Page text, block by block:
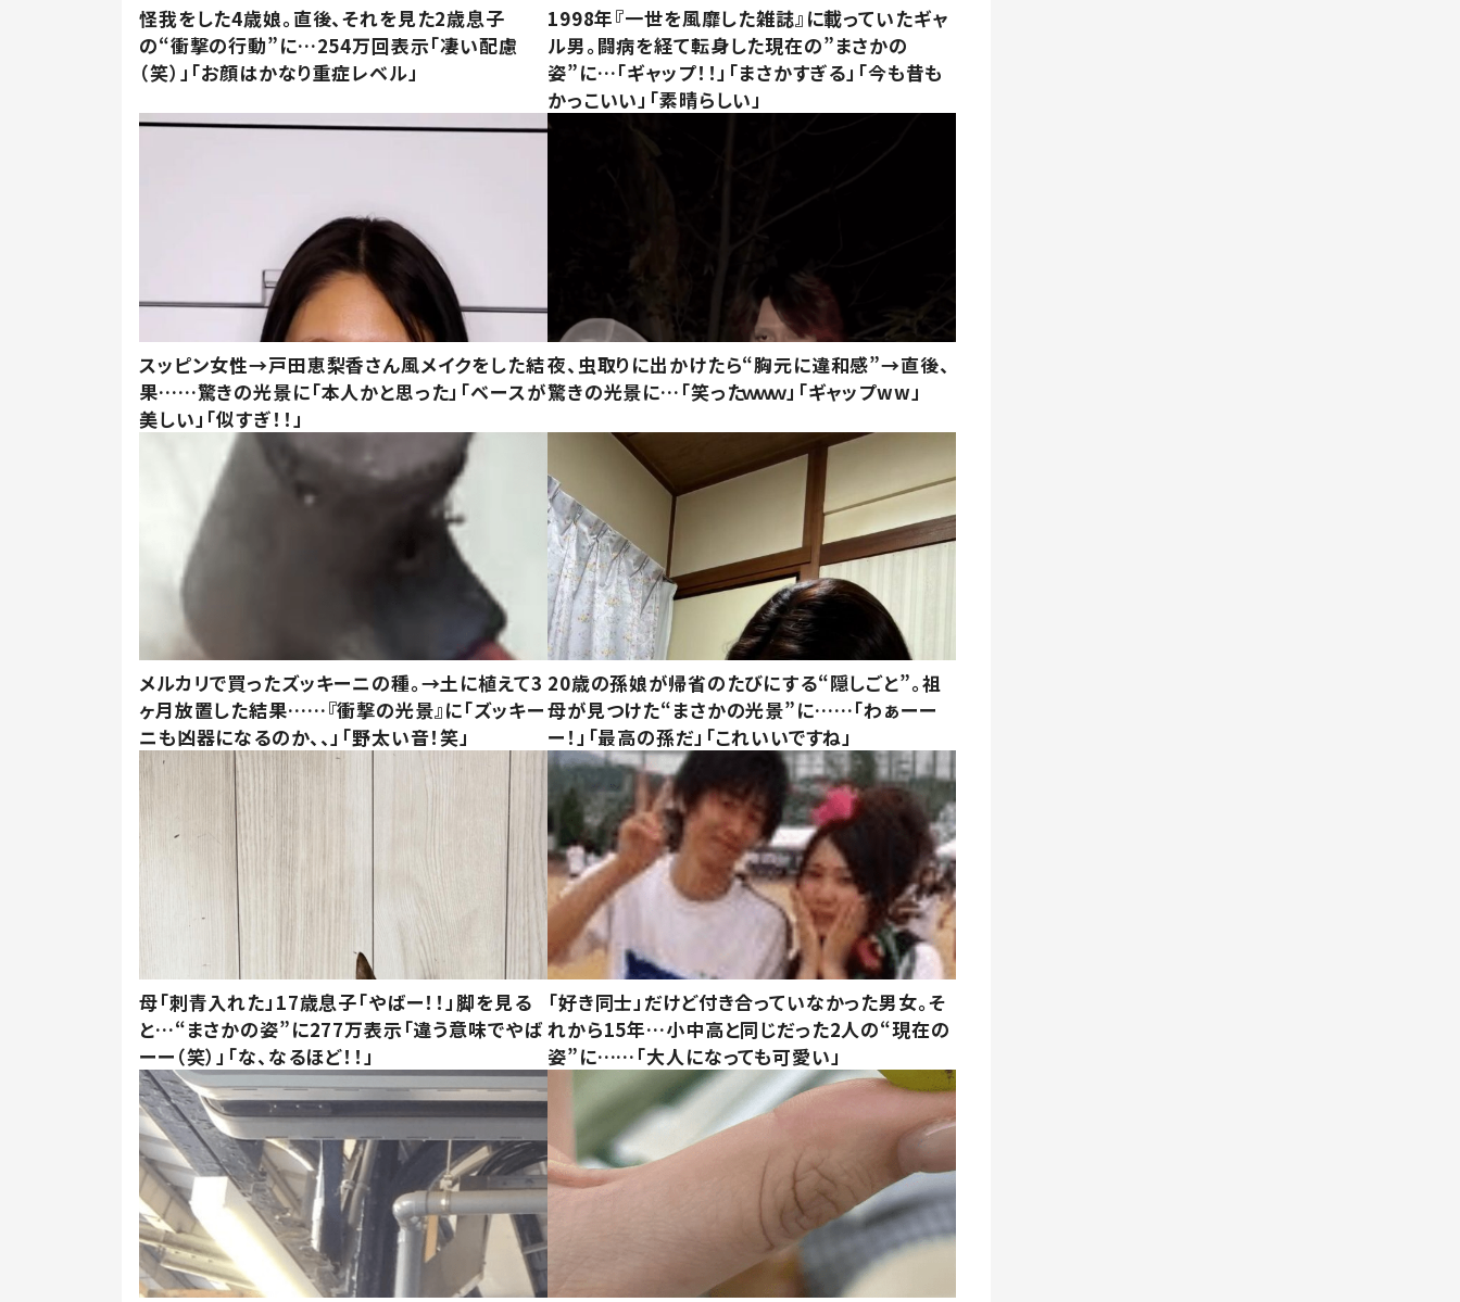
怪我をした4歳娘。直後、それを見た2歳息子
の“衝撃の行動”に…254万回表示「凄い配慮
（笑）」「お顔はかなり重症レベル」
1998年『一世を風靡した雑誌』に載っていたギャ
ル男。闘病を経て転身した現在の”まさかの
姿”に…「ギャップ！！」「まさかすぎる」「今も昔も
かっこいい」「素晴らしい」
スッピン女性→戸田恵梨香さん風メイクをした結
果……驚きの光景に「本人かと思った」「ベースが
美しい」「似すぎ！！」
夜、虫取りに出かけたら“胸元に違和感”→直後、
驚きの光景に…「笑ったｗｗｗ」「ギャップww」
メルカリで買ったズッキーニの種。→土に植えて3
ヶ月放置した結果……『衝撃の光景』に「ズッキー
ニも凶器になるのか、、」「野太い音！笑」
20歳の孫娘が帰省のたびにする“隠しごと”。祖
母が見つけた“まさかの光景”に……「わぁーー
ー！」「最高の孫だ」「これいいですね」
母「刺青入れた」17歳息子「やばー！！」脚を見る
と…“まさかの姿”に277万表示「違う意味でやば
ーー（笑）」「な、なるほど！！」
「好き同士」だけど付き合っていなかった男女。そ
れから15年…小中高と同じだった2人の“現在の
姿”に……「大人になっても可愛い」